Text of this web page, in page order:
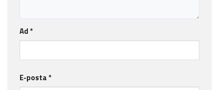
Ad *
E-posta *